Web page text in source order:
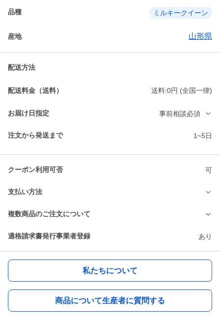
品種 ミルキークイーン
産地 山形県
配送方法
配送料金（送料） 送料:0円 (全国一律)
お届け日指定 事前相談必須
注文から発送まで 1~5日
クーポン利用可否 可
支払い方法
複数商品のご注文について
適格請求書発行事業者登録 あり
私たちについて
商品について生産者に質問する